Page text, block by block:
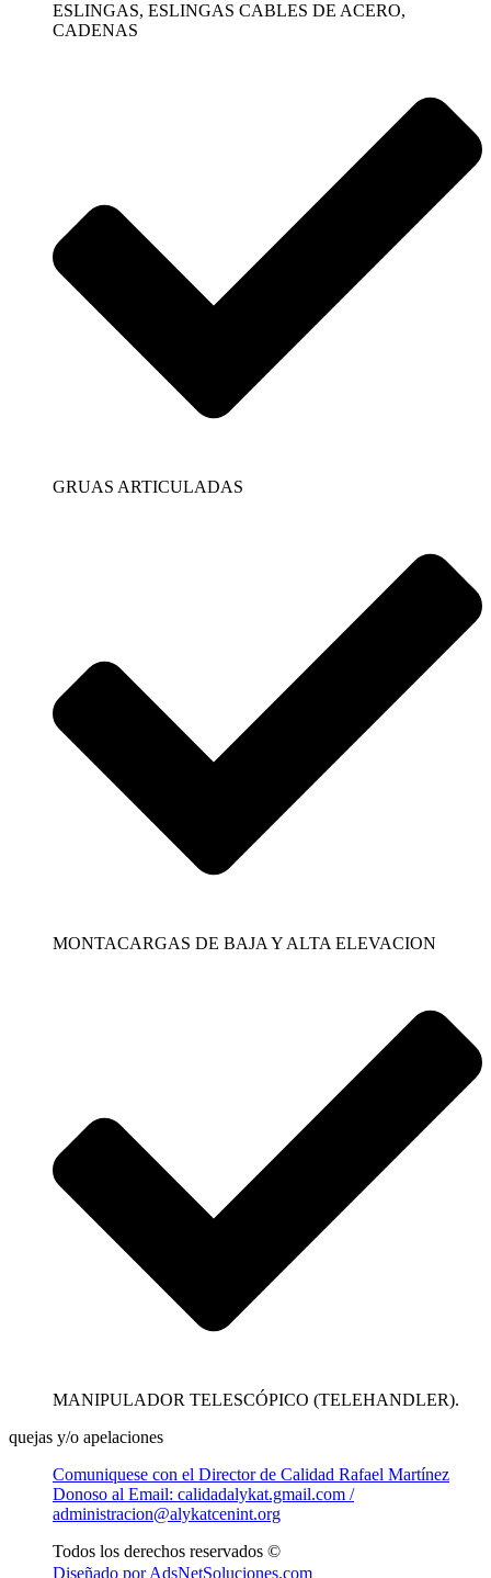
ESLINGAS, ESLINGAS CABLES DE ACERO,
CADENAS
GRUAS ARTICULADAS
MONTACARGAS DE BAJA Y ALTA ELEVACION
MANIPULADOR TELESCÓPICO (TELEHANDLER).
quejas y/o apelaciones
Comuniquese con el Director de Calidad Rafael Martínez
Donoso al Email: calidadalykat.gmail.com /
administracion@alykatcenint.org
Todos los derechos reservados ©
Diseñado por AdsNetSoluciones.com